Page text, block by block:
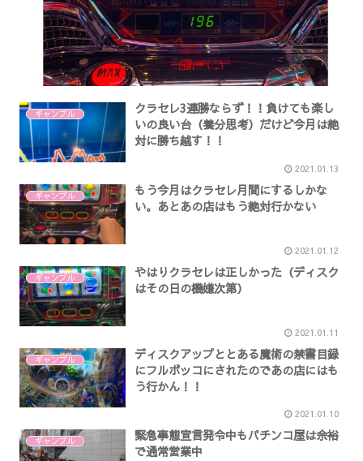
ギャンブル
クラセレ3連勝ならず！！負けても楽し
いの良い台（養分思考）だけど今月は絶
対に勝ち越す！！
2021.01.13
ギャンブル
もう今月はクラセレ月間にするしかな
い。あとあの店はもう絶対行かない
2021.01.12
ギャンブル
やはりクラセレは正しかった（ディスク
はその日の機嫌次第）
2021.01.11
ギャンブル
ディスクアップととある魔術の禁書目録
にフルボッコにされたのであの店にはも
う行かん！！
2021.01.10
ギャンブル
緊急事態宣言発令中もパチンコ屋は余裕
で通常営業中